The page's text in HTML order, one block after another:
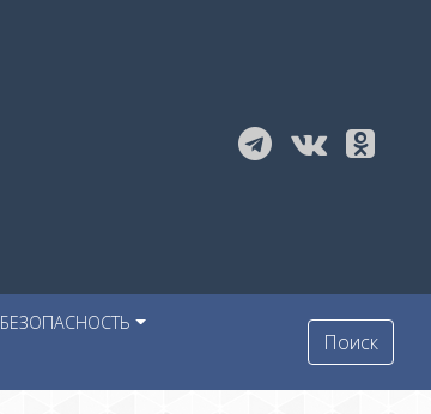
БЕЗОПАСНОСТЬ
Поиск